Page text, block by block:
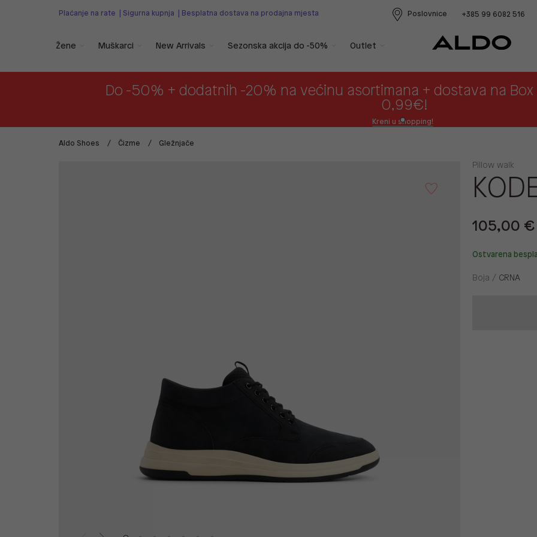
Plaćanje na rate Sigurna kupnja Besplatna dostava na prodajna mjesta Poslovnice +385 99 6082 516
Žene Muškarci New Arrivals Sezonska akcija do -50% Outlet
Do -50% + dodatnih -20% na većinu asortimana + dostava na
0,99€!
Kreni u shopping!
Aldo Shoes Čizme Gležnjače
Pillow walk
105,00 €
Ostvarena
Boja / CRNA